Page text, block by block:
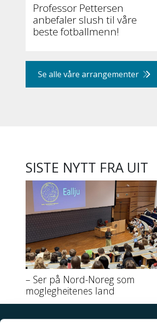
Professor Pettersen
anbefaler slush til våre
beste fotballmenn!
Se alle våre arrangementer
SISTE NYTT FRA UIT
– Ser på Nord-Noreg som
moglegheitenes land